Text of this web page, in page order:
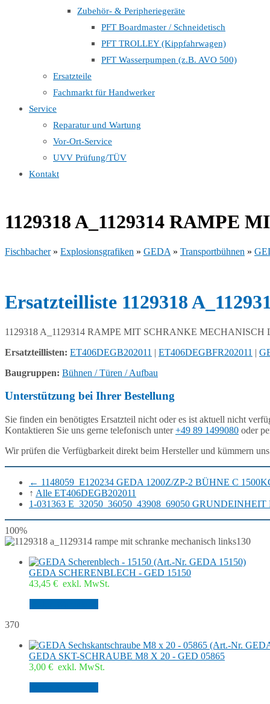
Zubehör- & Peripheriegeräte
PFT Boardmaster / Schneidetisch
PFT TROLLEY (Kippfahrwagen)
PFT Wasserpumpen (z.B. AVO 500)
Ersatzteile
Fachmarkt für Handwerker
Service
Reparatur und Wartung
Vor-Ort-Service
UVV Prüfung/TÜV
Kontakt
1129318 A_1129314 RAMPE
Fischbacher» Explosionsgrafiken » GEDA » Transportbühnen »
Ersatzteilliste 1129318
1129318 A_1129314 RAMPE MIT SCHRANKE MECHANISCH
Ersatzteillisten: ET406DEGB202011 | ET406DEGBFR202011 |
Baugruppen: Bühnen / Türen / Aufbau
Unterstützung bei Ihrer Bestellung
Sie finden ein benötigtes Ersatzteil nicht oder es ist aktuell nicht
Kontaktieren Sie uns gerne telefonisch unter+49 89 1499080 oder
Wir prüfen die Verfügbarkeit direkt beim Hersteller und kümmern
← 1148059_E120234 GEDA 1200Z/ZP-2 BÜHNE C
↑ Alle ET406DEGB202011
1-031363 E_32050_36050_43908_69050
100%
130
GEDA SCHERENBLECH - GED 15150
43,45 € exkl. MwSt.
370
GEDA SKT-SCHRAUBE M8 X 20 - GED 05865
3,00 € exkl. MwSt.